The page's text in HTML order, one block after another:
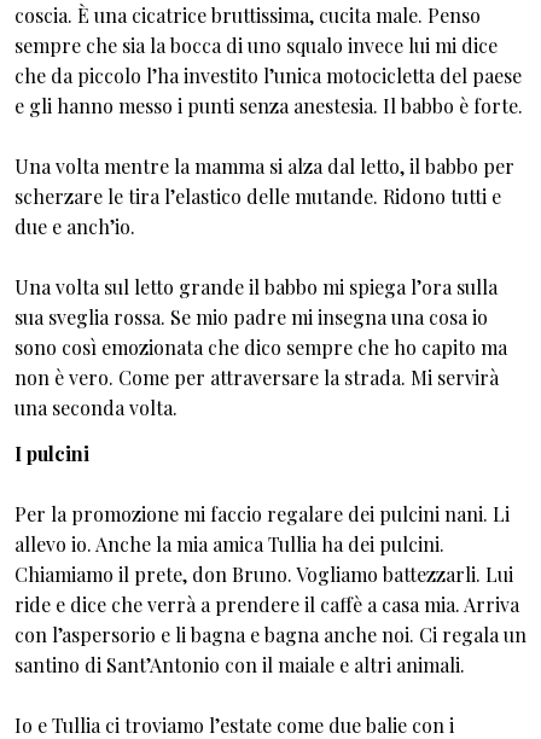
coscia. È una cicatrice bruttissima, cucita male. Penso
sempre che sia la bocca di uno squalo invece lui mi dice
che da piccolo l’ha investito l’unica motocicletta del paese
e gli hanno messo i punti senza anestesia. Il babbo è forte.
Una volta mentre la mamma si alza dal letto, il babbo per
scherzare le tira l’elastico delle mutande. Ridono tutti e
due e anch’io.
Una volta sul letto grande il babbo mi spiega l’ora sulla
sua sveglia rossa. Se mio padre mi insegna una cosa io
sono così emozionata che dico sempre che ho capito ma
non è vero. Come per attraversare la strada. Mi servirà
una seconda volta.
I pulcini
Per la promozione mi faccio regalare dei pulcini nani. Li
allevo io. Anche la mia amica Tullia ha dei pulcini.
Chiamiamo il prete, don Bruno. Vogliamo battezzarli. Lui
ride e dice che verrà a prendere il caffè a casa mia. Arriva
con l’aspersorio e li bagna e bagna anche noi. Ci regala un
santino di Sant’Antonio con il maiale e altri animali.
Io e Tullia ci troviamo l’estate come due balie con i